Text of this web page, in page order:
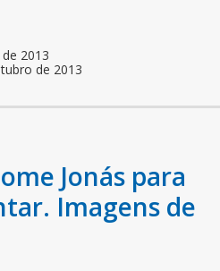
2013
de 2013
Jonás para
Imagens de